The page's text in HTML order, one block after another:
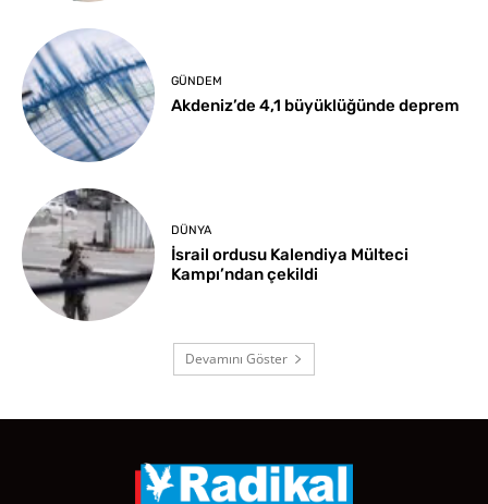
GÜNDEM
Akdeniz’de 4,1 büyüklüğünde deprem
DÜNYA
İsrail ordusu Kalendiya Mülteci
Kampı’ndan çekildi
Devamını Göster